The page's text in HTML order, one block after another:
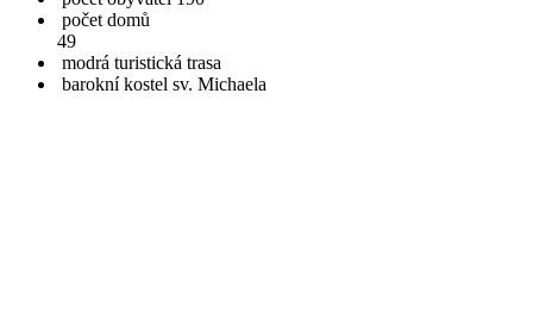
počet domů
49
modrá turistická trasa
barokní kostel sv. Michaela